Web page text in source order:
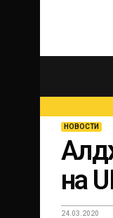
НОВОСТИ
на
24.03.2020